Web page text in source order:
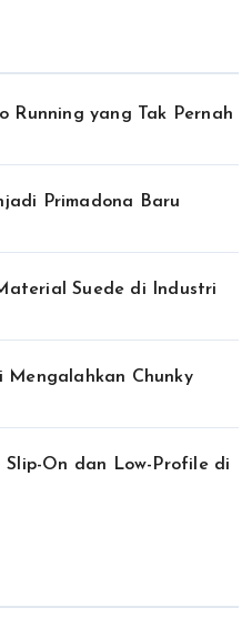
Running yang Tak Pernah
Primadona Baru
Suede di Industri
Mengalahkan Chunky
Slip-On dan Low-Profile di